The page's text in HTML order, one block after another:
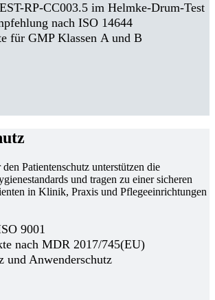
RP-CC003.5 im Helmke-Drum-Test
nach ISO 14644
für GMP Klassen A und B
Patientenschutz unterstützen die
und tragen zu einer sicheren
in Klinik, Praxis und Pflegeeinrichtungen
9001
nach MDR 2017/745(EU)
und Anwenderschutz